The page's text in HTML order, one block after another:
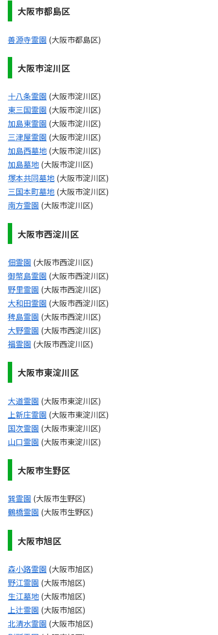
大阪市都島区
善源寺霊園 (大阪市都島区)
大阪市淀川区
十八条霊園 (大阪市淀川区)
東三国霊園 (大阪市淀川区)
加島東霊園 (大阪市淀川区)
三津屋霊園 (大阪市淀川区)
加島西墓地 (大阪市淀川区)
加島墓地 (大阪市淀川区)
塚本共同墓地 (大阪市淀川区)
三国本町墓地 (大阪市淀川区)
南方霊園 (大阪市淀川区)
大阪市西淀川区
佃霊園 (大阪市西淀川区)
御幣島霊園 (大阪市西淀川区)
野里霊園 (大阪市西淀川区)
大和田霊園 (大阪市西淀川区)
稗島霊園 (大阪市西淀川区)
大野霊園 (大阪市西淀川区)
福霊園 (大阪市西淀川区)
大阪市東淀川区
大道霊園 (大阪市東淀川区)
上新庄霊園 (大阪市東淀川区)
国次霊園 (大阪市東淀川区)
山口霊園 (大阪市東淀川区)
大阪市生野区
巽霊園 (大阪市生野区)
鶴橋霊園 (大阪市生野区)
大阪市旭区
森小路霊園 (大阪市旭区)
野江霊園 (大阪市旭区)
生江墓地 (大阪市旭区)
上辻霊園 (大阪市旭区)
北清水霊園 (大阪市旭区)